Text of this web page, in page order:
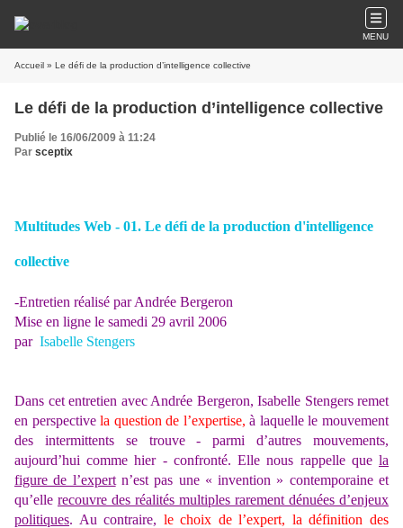
MENU
Accueil » Le défi de la production d’intelligence collective
Le défi de la production d’intelligence collective
Publié le 16/06/2009 à 11:24
Par sceptix
Multitudes Web - 01. Le défi de la production d'intelligence
collective
-Entretien réalisé par Andrée Bergeron
Mise en ligne le samedi 29 avril 2006
par Isabelle Stengers
Dans cet entretien avec Andrée Bergeron, Isabelle Stengers remet
en perspectivela question de l’expertise, à laquelle le mouvement
des intermittents se trouve - parmi d’autres mouvements,
aujourd’hui comme hier - confronté. Elle nous rappelle que la
figure de l’expertn’est pas une « invention » contemporaine et
qu’elle recouvre des réalités multiples rarement dénuées d’enjeux
politiques. Au contraire, le choix de l’expert, la définition des